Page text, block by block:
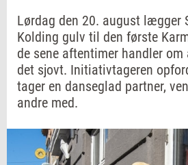
Lørdag den 20. august lægger
Kolding gulv til den første
de sene aftentimer handler
det sjovt. Initiativtageren
tager en danseglad partner,
andre med.